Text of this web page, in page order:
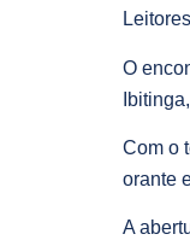
O
Com o
orante
A